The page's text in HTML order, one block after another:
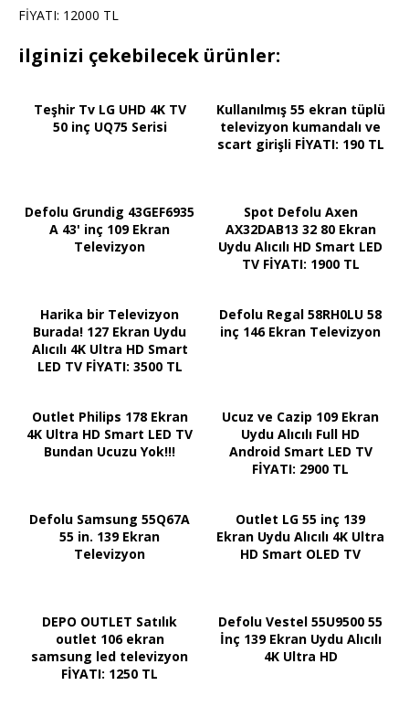
FİYATI: 12000 TL
ilginizi çekebilecek ürünler:
Teşhir Tv LG UHD 4K TV
50 inç UQ75 Serisi
Kullanılmış 55 ekran tüplü
televizyon kumandalı ve
scart girişli FİYATI: 190 TL
Defolu Grundig 43GEF6935
A 43' inç 109 Ekran
Televizyon
Spot Defolu Axen
AX32DAB13 32 80 Ekran
Uydu Alıcılı HD Smart LED
TV FİYATI: 1900 TL
Harika bir Televizyon
Burada! 127 Ekran Uydu
Alıcılı 4K Ultra HD Smart
LED TV FİYATI: 3500 TL
Defolu Regal 58RH0LU 58
inç 146 Ekran Televizyon
Outlet Philips 178 Ekran
4K Ultra HD Smart LED TV
Bundan Ucuzu Yok!!!
Ucuz ve Cazip 109 Ekran
Uydu Alıcılı Full HD
Android Smart LED TV
FİYATI: 2900 TL
Defolu Samsung 55Q67A
55 in. 139 Ekran
Televizyon
Outlet LG 55 inç 139
Ekran Uydu Alıcılı 4K Ultra
HD Smart OLED TV
DEPO OUTLET Satılık
outlet 106 ekran
samsung led televizyon
FİYATI: 1250 TL
Defolu Vestel 55U9500 55
İnç 139 Ekran Uydu Alıcılı
4K Ultra HD